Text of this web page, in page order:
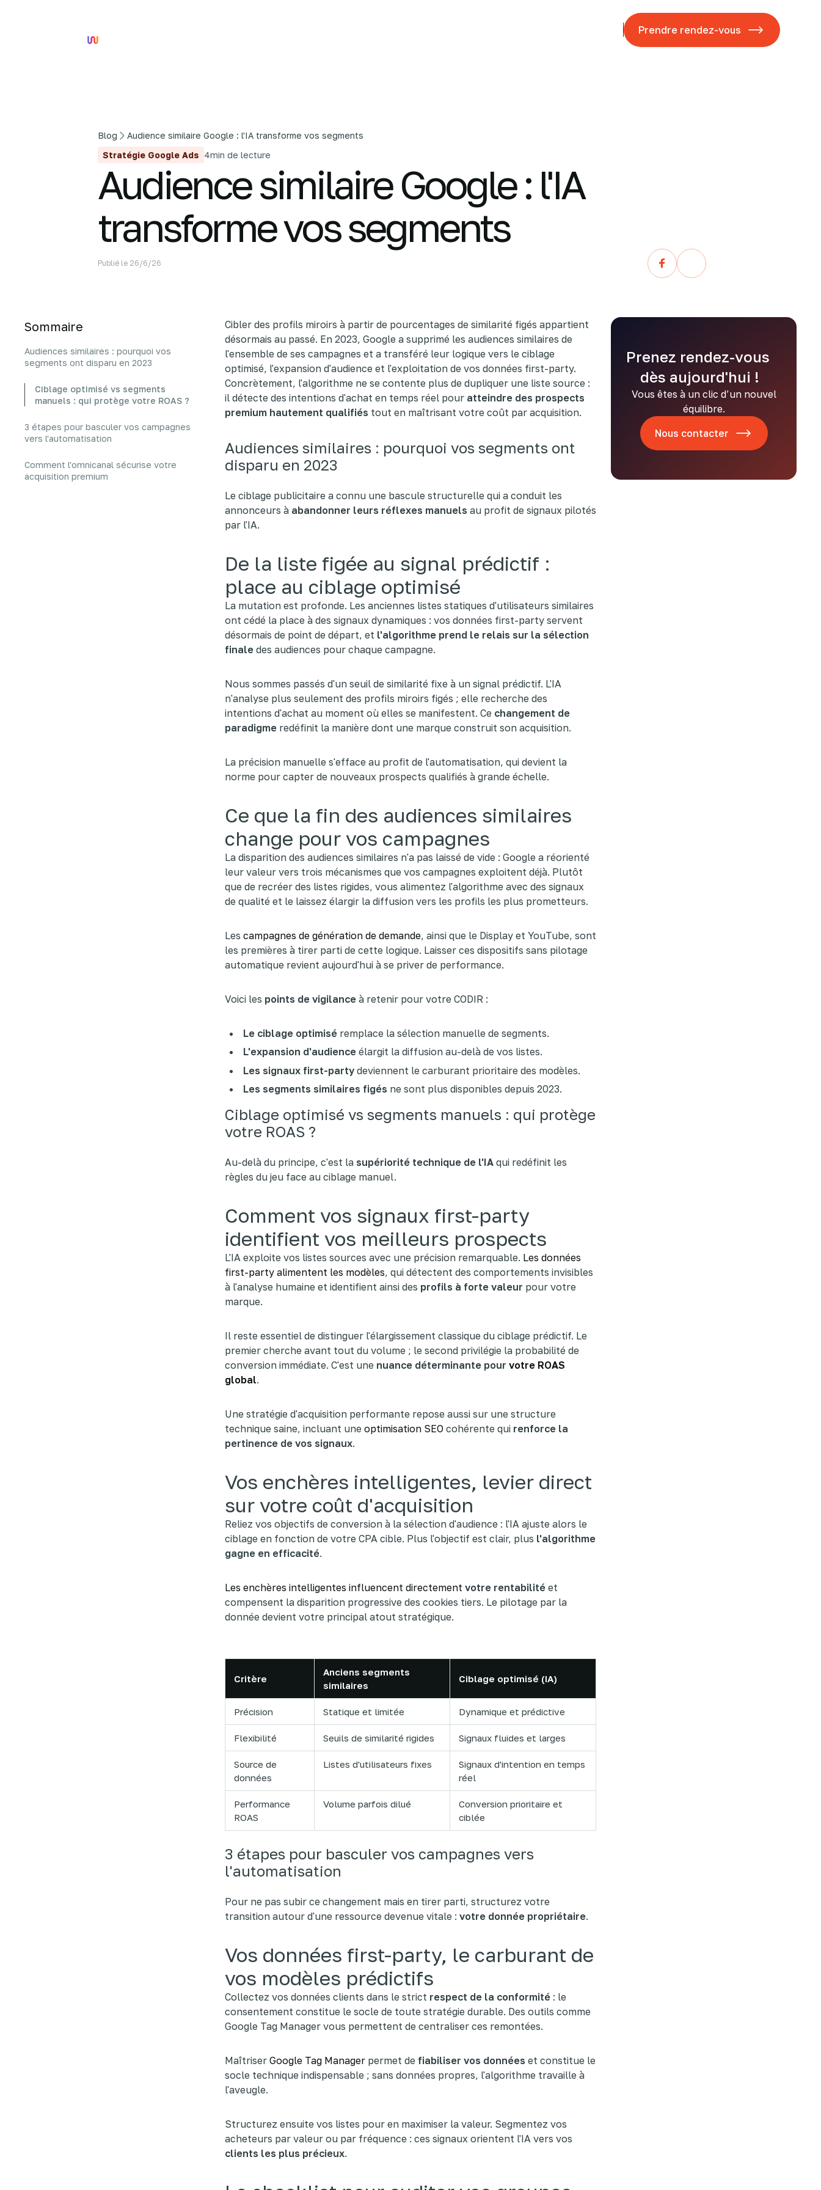
Prendre rendez-vous
Blog
Audience similaire Google : l'IA transforme vos segments
Stratégie Google Ads 4min de lecture
Audience similaire Google : l'IA
transforme vos segments
Publié le 26/6/26
Sommaire
Audiences similaires : pourquoi vos
segments ont disparu en 2023
Ciblage optimisé vs segments
manuels : qui protège votre ROAS ?
3 étapes pour basculer vos campagnes
vers l'automatisation
Comment l'omnicanal sécurise votre
acquisition premium
Cibler des profils miroirs à partir de pourcentages de similarité figés appartient
désormais au passé. En 2023, Google a supprimé les audiences similaires de
l'ensemble de ses campagnes et a transféré leur logique vers le ciblage
optimisé, l'expansion d'audience et l'exploitation de vos données first-party.
Concrètement, l'algorithme ne se contente plus de dupliquer une liste source :
il détecte des intentions d'achat en temps réel pour atteindre des prospects
premium hautement qualifiés tout en maîtrisant votre coût par acquisition.
Audiences similaires : pourquoi vos segments ont
disparu en 2023
Le ciblage publicitaire a connu une bascule structurelle qui a conduit les
annonceurs à abandonner leurs réflexes manuels au profit de signaux pilotés
par l'IA.
De la liste figée au signal prédictif :
place au ciblage optimisé
La mutation est profonde. Les anciennes listes statiques d'utilisateurs similaires
ont cédé la place à des signaux dynamiques : vos données first-party servent
désormais de point de départ, et l'algorithme prend le relais sur la sélection
finale des audiences pour chaque campagne.
Nous sommes passés d'un seuil de similarité fixe à un signal prédictif. L'IA
n'analyse plus seulement des profils miroirs figés ; elle recherche des
intentions d'achat au moment où elles se manifestent. Ce changement de
paradigme redéfinit la manière dont une marque construit son acquisition.
La précision manuelle s'efface au profit de l'automatisation, qui devient la
norme pour capter de nouveaux prospects qualifiés à grande échelle.
Ce que la fin des audiences similaires
change pour vos campagnes
La disparition des audiences similaires n'a pas laissé de vide : Google a réorienté
leur valeur vers trois mécanismes que vos campagnes exploitent déjà. Plutôt
que de recréer des listes rigides, vous alimentez l'algorithme avec des signaux
de qualité et le laissez élargir la diffusion vers les profils les plus prometteurs.
Les campagnes de génération de demande, ainsi que le Display et YouTube, sont
les premières à tirer parti de cette logique. Laisser ces dispositifs sans pilotage
automatique revient aujourd'hui à se priver de performance.
Voici les points de vigilance à retenir pour votre CODIR :
Le ciblage optimisé remplace la sélection manuelle de segments.
L'expansion d'audience élargit la diffusion au-delà de vos listes.
Les signaux first-party deviennent le carburant prioritaire des modèles.
Les segments similaires figés ne sont plus disponibles depuis 2023.
Ciblage optimisé vs segments manuels : qui protège
votre ROAS ?
Au-delà du principe, c'est la supériorité technique de l'IA qui redéfinit les
règles du jeu face au ciblage manuel.
Comment vos signaux first-party
identifient vos meilleurs prospects
L'IA exploite vos listes sources avec une précision remarquable. Les données
first-party alimentent les modèles, qui détectent des comportements invisibles
à l'analyse humaine et identifient ainsi des profils à forte valeur pour votre
marque.
Il reste essentiel de distinguer l'élargissement classique du ciblage prédictif. Le
premier cherche avant tout du volume ; le second privilégie la probabilité de
conversion immédiate. C'est une nuance déterminante pour votre ROAS
global.
Une stratégie d'acquisition performante repose aussi sur une structure
technique saine, incluant une optimisation SEO cohérente qui renforce la
pertinence de vos signaux.
Vos enchères intelligentes, levier direct
sur votre coût d'acquisition
Reliez vos objectifs de conversion à la sélection d'audience : l'IA ajuste alors le
ciblage en fonction de votre CPA cible. Plus l'objectif est clair, plus l'algorithme
gagne en efficacité.
Les enchères intelligentes influencent directement votre rentabilité et
compensent la disparition progressive des cookies tiers. Le pilotage par la
donnée devient votre principal atout stratégique.
Critère
Anciens segments
similaires
Ciblage optimisé (IA)
Précision Statique et limitée Dynamique et prédictive
Flexibilité Seuils de similarité rigides Signaux fluides et larges
Source de
données
Listes d'utilisateurs fixes
Signaux d'intention en temps
réel
Performance
ROAS
Volume parfois dilué
Conversion prioritaire et
ciblée
3 étapes pour basculer vos campagnes vers
l'automatisation
Pour ne pas subir ce changement mais en tirer parti, structurez votre
transition autour d'une ressource devenue vitale : votre donnée propriétaire.
Vos données first-party, le carburant de
vos modèles prédictifs
Collectez vos données clients dans le strict respect de la conformité : le
consentement constitue le socle de toute stratégie durable. Des outils comme
Google Tag Manager vous permettent de centraliser ces remontées.
Maîtriser Google Tag Manager permet de fiabiliser vos données et constitue le
socle technique indispensable ; sans données propres, l'algorithme travaille à
l'aveugle.
Structurez ensuite vos listes pour en maximiser la valeur. Segmentez vos
acheteurs par valeur ou par fréquence : ces signaux orientent l'IA vers vos
clients les plus précieux.
Prenez rendez-vous
dès aujourd'hui !
Vous êtes à un clic d’un nouvel
équilibre.
Nous contacter